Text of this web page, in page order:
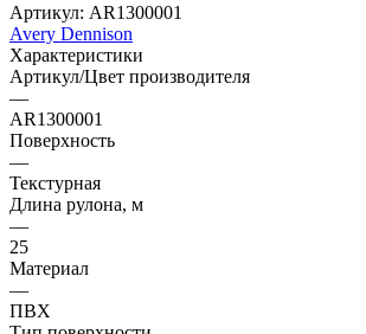
Артикул: AR1300001
Avery Dennison
Характеристики
Артикул/Цвет производителя
—
AR1300001
Поверхность
—
Текстурная
Длина рулона, м
—
25
Материал
—
ПВХ